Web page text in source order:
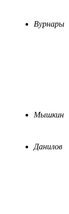
Вурнары
Мышкин
Данилов